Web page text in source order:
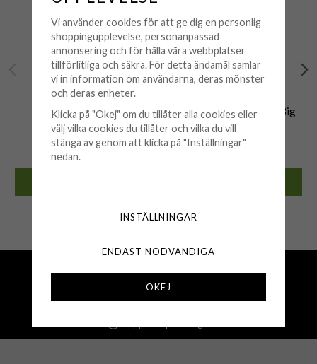
IOAKU
Ioaku - Halsband The
Dragonfly Mini Guld
499 kr
Ioaku - Ring Dragonfly Big
Guld
499 kr
Snabba leveranser (1-3 vardagar)
250 000+ nöjda kunder sedan 2008
Vi använder cookies för att ge dig en personlig
shoppingupplevelse, personanpassad
annonsering och för hålla våra webbplatser
tillförlitliga och säkra. För detta ändamål samlar
vi in information om användarna, deras mönster
och deras enheter.
Klicka på "Okej" om du tillåter alla cookies eller
välj vilka cookies du tillåter och vilka du vill
stänga av genom att klicka på "Inställningar"
nedan.
INSTÄLLNINGAR
ENDAST NÖDVÄNDIGA
OKEJ